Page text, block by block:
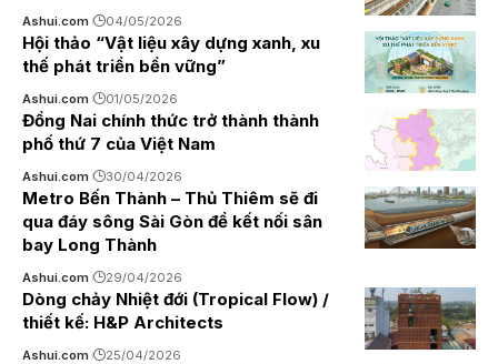
Ashui.com 04/05/2026
Hội thảo “Vật liệu xây dựng xanh, xu
thế phát triển bền vững”
Ashui.com 01/05/2026
Đồng Nai chính thức trở thành thành
phố thứ 7 của Việt Nam
Ashui.com 30/04/2026
Metro Bến Thành – Thủ Thiêm sẽ đi
qua đáy sông Sài Gòn để kết nối sân
bay Long Thành
Ashui.com 29/04/2026
Dòng chảy Nhiệt đới (Tropical Flow) /
thiết kế: H&P Architects
Ashui.com 25/04/2026